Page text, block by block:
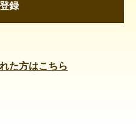
録
た方はこちら